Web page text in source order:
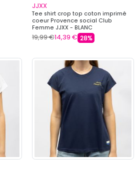
JJXX
Tee shirt crop top coton imprimé
coeur Provence social Club
Femme JJXX - BLANC
19,99 €14,39 € 28%